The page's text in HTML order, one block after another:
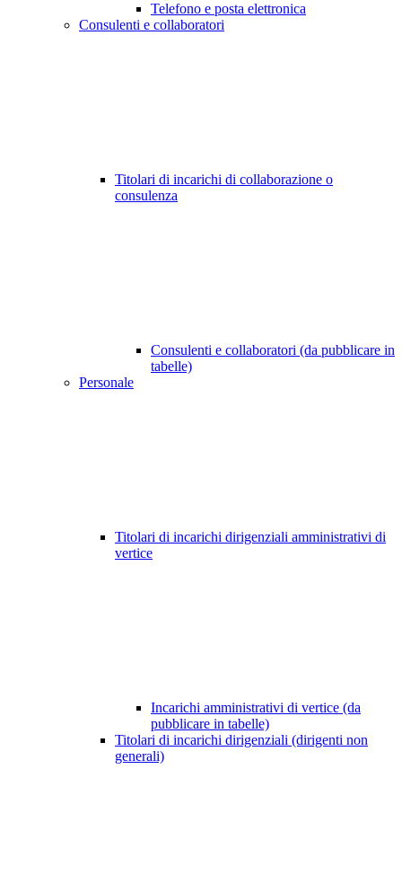
Telefono e posta elettronica
Consulenti e collaboratori
Titolari di incarichi di collaborazione o
consulenza
Consulenti e collaboratori (da pubblicare in
tabelle)
Personale
Titolari di incarichi dirigenziali amministrativi di
vertice
Incarichi amministrativi di vertice (da
pubblicare in tabelle)
Titolari di incarichi dirigenziali (dirigenti non
generali)